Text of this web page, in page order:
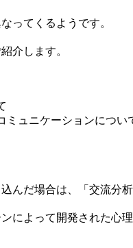
ってくるようです。
介します。
ミュニケーションについ
んだ場合は、「交流分
によって開発された